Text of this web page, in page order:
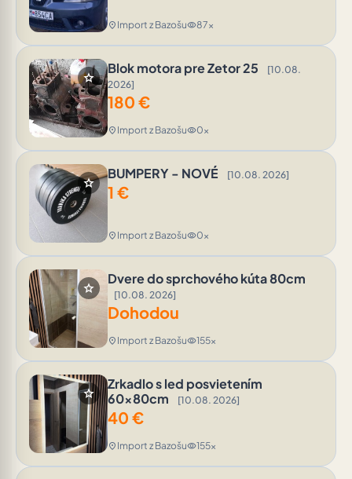
location_on Import z Bazošuvisibility87x
star
Blok motora pre Zetor 25
[10.08.
2026]
180 €
location_on Import z Bazošuvisibility0x
star
BUMPERY - NOVÉ [10.08. 2026]
1 €
location_on Import z Bazošuvisibility0x
star
Dvere do sprchového kúta 80cm
[10.08. 2026]
Dohodou
location_on Import z Bazošuvisibility155x
star
Zrkadlo s led posvietením
60x80cm
[10.08. 2026]
40 €
location_on Import z Bazošuvisibility155x